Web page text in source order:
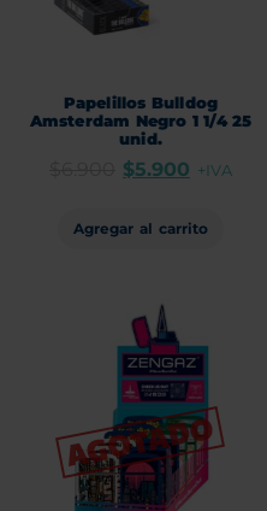
Papelillos Bulldog
Amsterdam Negro 1 1/4 25
unid.
$5.900 +IVA
Agregar al carrito